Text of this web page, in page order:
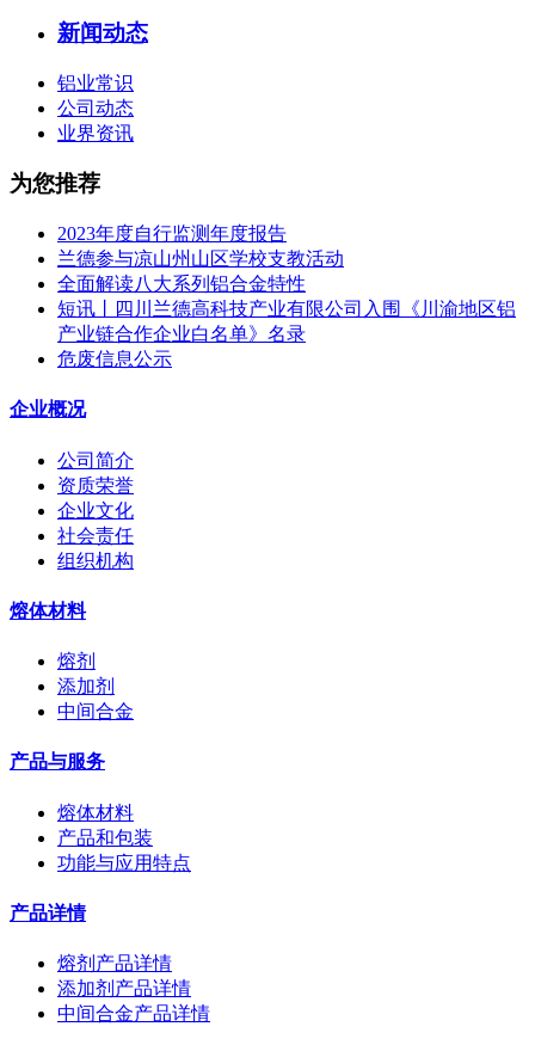
新闻动态
铝业常识
公司动态
业界资讯
为您推荐
2023年度自行监测年度报告
兰德参与凉山州山区学校支教活动
全面解读八大系列铝合金特性
短讯丨四川兰德高科技产业有限公司入围《川渝地区铝
产业链合作企业白名单》名录
危废信息公示
企业概况
公司简介
资质荣誉
企业文化
社会责任
组织机构
熔体材料
熔剂
添加剂
中间合金
产品与服务
熔体材料
产品和包装
功能与应用特点
产品详情
熔剂产品详情
添加剂产品详情
中间合金产品详情